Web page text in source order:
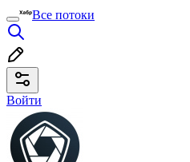
Все потоки
Войти